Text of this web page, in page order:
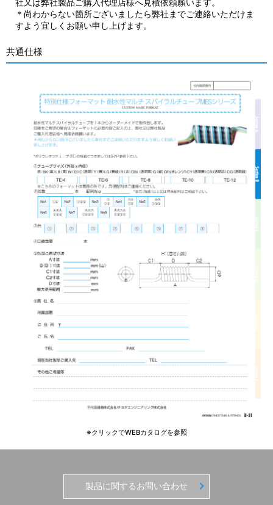
＊尚わからない箇所ございましたら弊社までご連絡いただけま
すよう宜しくお願い申し上げます。
共通仕様
※クリックでWEBカタログを参照
製品に関するお問い合わせ